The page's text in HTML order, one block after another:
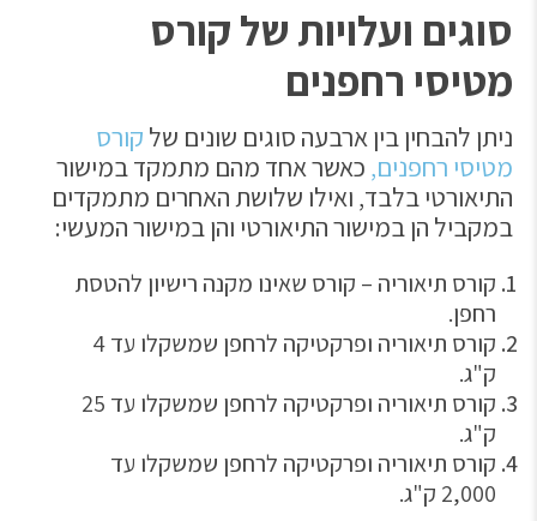
סוגים ועלויות של קורס
מטיסי רחפנים
ניתן להבחין בין ארבעה סוגים שונים של קורס
מטיסי רחפנים, כאשר אחד מהם מתמקד במישור
התיאורטי בלבד, ואילו שלושת האחרים מתמקדים
במקביל הן במישור התיאורטי והן במישור המעשי:
קורס תיאוריה – קורס שאינו מקנה רישיון להטסת
רחפן.
קורס תיאוריה ופרקטיקה לרחפן שמשקלו עד 4
ק"ג.
קורס תיאוריה ופרקטיקה לרחפן שמשקלו עד 25
ק"ג.
קורס תיאוריה ופרקטיקה לרחפן שמשקלו עד
2,000 ק"ג.